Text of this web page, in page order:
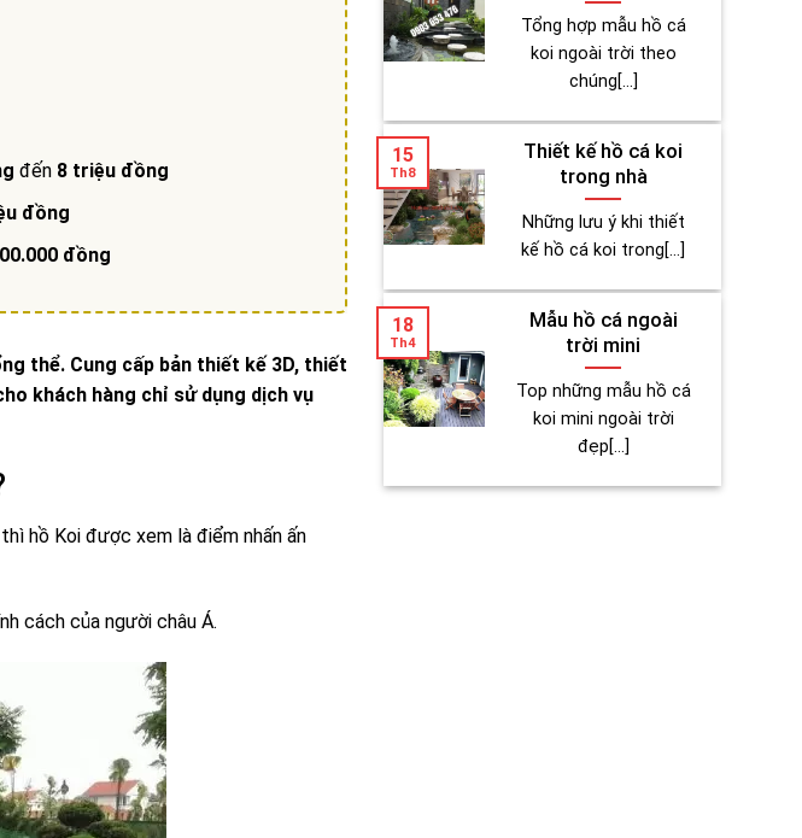
đến 8 triệu đồng
đồng
đồng
thể. Cung cấp bản thiết kế 3D, thiết
khách hàng chỉ sử dụng dịch vụ
hồ Koi được xem là điểm nhấn ấn
cách của người châu Á.
Tổng hợp mẫu hồ cá
koi ngoài trời theo
chúng[...]
Thiết kế hồ cá koi
trong nhà
Những lưu ý khi thiết
kế hồ cá koi trong[...]
15
Th8
Mẫu hồ cá ngoài
trời mini
Top những mẫu hồ cá
koi mini ngoài trời
đẹp[...]
18
Th4